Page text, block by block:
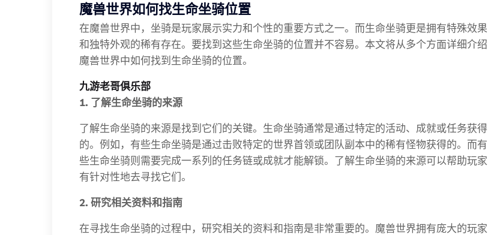
魔兽世界如何找生命坐骑位置
在魔兽世界中，坐骑是玩家展示实力和个性的重要方式之一。而生命坐骑更是拥有特殊效果
和独特外观的稀有存在。要找到这些生命坐骑的位置并不容易。本文将从多个方面详细介绍
魔兽世界中如何找到生命坐骑的位置。
九游老哥俱乐部
1. 了解生命坐骑的来源
了解生命坐骑的来源是找到它们的关键。生命坐骑通常是通过特定的活动、成就或任务获得
的。例如，有些生命坐骑是通过击败特定的世界首领或团队副本中的稀有怪物获得的。而有
些生命坐骑则需要完成一系列的任务链或成就才能解锁。了解生命坐骑的来源可以帮助玩家
有针对性地去寻找它们。
2. 研究相关资料和指南
在寻找生命坐骑的过程中，研究相关的资料和指南是非常重要的。魔兽世界拥有庞大的玩家